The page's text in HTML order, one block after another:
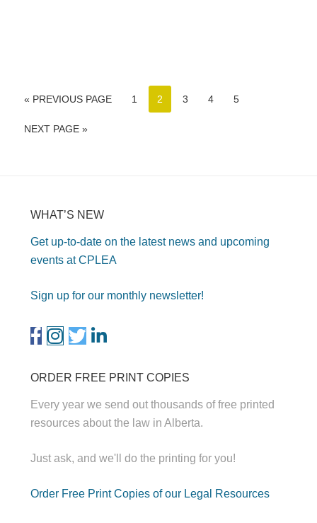
« PREVIOUS PAGE 1 2 3 4 5
NEXT PAGE »
WHAT’S NEW
Get up-to-date on the latest news and upcoming
events at CPLEA
Sign up for our monthly newsletter!
ORDER FREE PRINT COPIES
Every year we send out thousands of free printed
resources about the law in Alberta.
Just ask, and we'll do the printing for you!
Order Free Print Copies of our Legal Resources